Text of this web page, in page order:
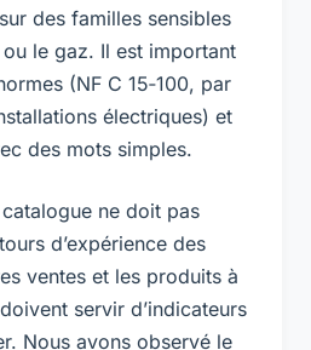
des familles sensibles
le gaz. Il est important
(NF C 15‑100, par
électriques) et
des mots simples.
ne doit pas
d’expérience des
ventes et les produits à
servir d’indicateurs
Nous avons observé le